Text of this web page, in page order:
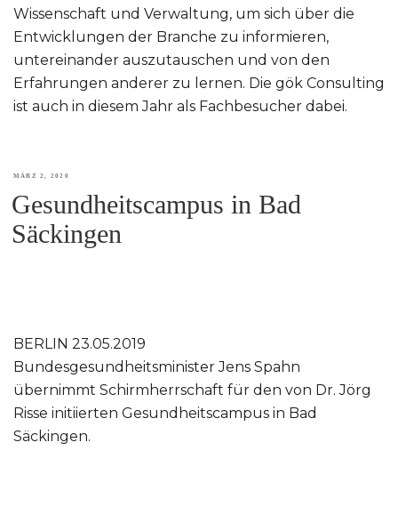
Wissenschaft und Verwaltung, um sich über die
Entwicklungen der Branche zu informieren,
untereinander auszutauschen und von den
Erfahrungen anderer zu lernen. Die gök Consulting
ist auch in diesem Jahr als Fachbesucher dabei.
VERÖFFENTLICHT
AM
MÄRZ 2, 2020
Gesundheitscampus in Bad
Säckingen
BERLIN 23.05.2019
Bundesgesundheitsminister Jens Spahn
übernimmt Schirmherrschaft für den von Dr. Jörg
Risse initiierten Gesundheitscampus in Bad
Säckingen.